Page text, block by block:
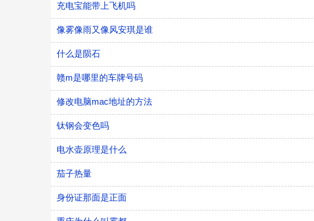
充电宝能带上飞机吗
像雾像雨又像风安琪是谁
什么是陨石
赣m是哪里的车牌号码
修改电脑mac地址的方法
钛钢会变色吗
电水壶原理是什么
茄子热量
身份证那面是正面